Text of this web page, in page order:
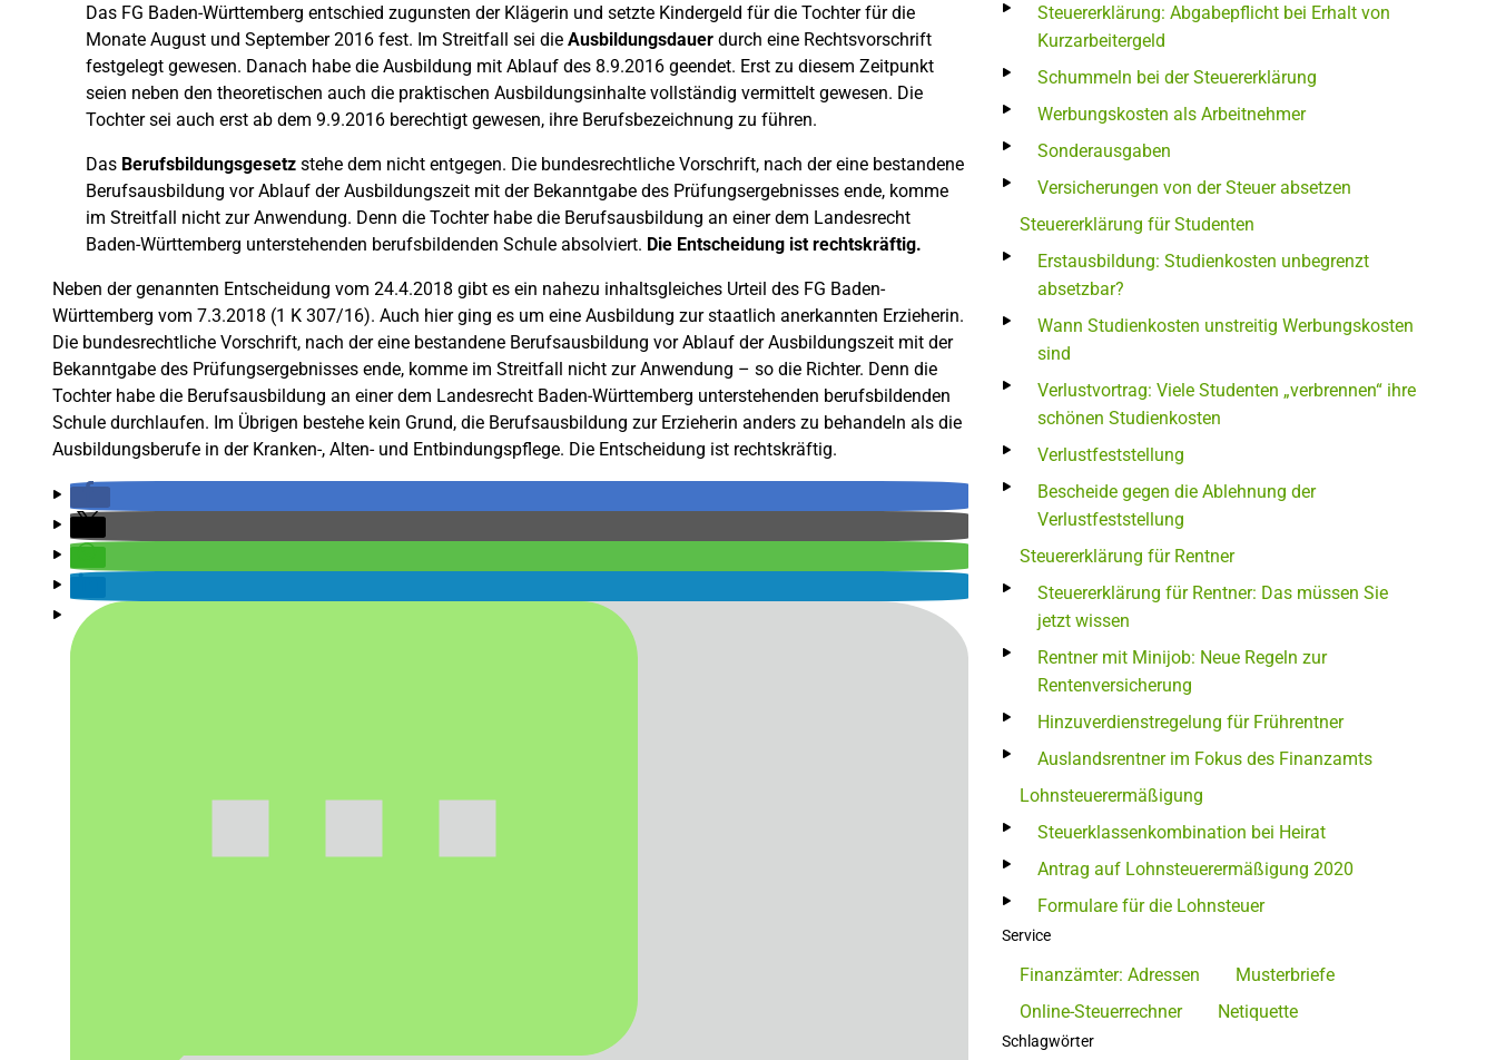
Das FG Baden-Württemberg entschied zugunsten der Klägerin und setzte Kindergeld für die Tochter für die
Monate August und September 2016 fest. Im Streitfall sei die Ausbildungsdauer durch eine Rechtsvorschrift
festgelegt gewesen. Danach habe die Ausbildung mit Ablauf des 8.9.2016 geendet. Erst zu diesem Zeitpunkt
seien neben den theoretischen auch die praktischen Ausbildungsinhalte vollständig vermittelt gewesen. Die
Tochter sei auch erst ab dem 9.9.2016 berechtigt gewesen, ihre Berufsbezeichnung zu führen.
Das Berufsbildungsgesetz stehe dem nicht entgegen. Die bundesrechtliche Vorschrift, nach der eine bestandene
Berufsausbildung vor Ablauf der Ausbildungszeit mit der Bekanntgabe des Prüfungsergebnisses ende, komme
im Streitfall nicht zur Anwendung. Denn die Tochter habe die Berufsausbildung an einer dem Landesrecht
Baden-Württemberg unterstehenden berufsbildenden Schule absolviert. Die Entscheidung ist rechtskräftig.
Neben der genannten Entscheidung vom 24.4.2018 gibt es ein nahezu inhaltsgleiches Urteil des FG Baden-
Württemberg vom 7.3.2018 (1 K 307/16). Auch hier ging es um eine Ausbildung zur staatlich anerkannten Erzieherin.
Die bundesrechtliche Vorschrift, nach der eine bestandene Berufsausbildung vor Ablauf der Ausbildungszeit mit der
Bekanntgabe des Prüfungsergebnisses ende, komme im Streitfall nicht zur Anwendung – so die Richter. Denn die
Tochter habe die Berufsausbildung an einer dem Landesrecht Baden-Württemberg unterstehenden berufsbildenden
Schule durchlaufen. Im Übrigen bestehe kein Grund, die Berufsausbildung zur Erzieherin anders zu behandeln als die
Ausbildungsberufe in der Kranken-, Alten- und Entbindungspflege. Die Entscheidung ist rechtskräftig.
Steuererklärung: Abgabepflicht bei Erhalt von
Kurzarbeitergeld
Schummeln bei der Steuererklärung
Werbungskosten als Arbeitnehmer
Sonderausgaben
Versicherungen von der Steuer absetzen
Steuererklärung für Studenten
Erstausbildung: Studienkosten unbegrenzt
absetzbar?
Wann Studienkosten unstreitig Werbungskosten
sind
Verlustvortrag: Viele Studenten „verbrennen“ ihre
schönen Studienkosten
Verlustfeststellung
Bescheide gegen die Ablehnung der
Verlustfeststellung
Steuererklärung für Rentner
Steuererklärung für Rentner: Das müssen Sie
jetzt wissen
Rentner mit Minijob: Neue Regeln zur
Rentenversicherung
Hinzuverdienstregelung für Frührentner
Auslandsrentner im Fokus des Finanzamts
Lohnsteuerermäßigung
Steuerklassenkombination bei Heirat
Antrag auf Lohnsteuerermäßigung 2020
Formulare für die Lohnsteuer
Service
Finanzämter: Adressen
Musterbriefe
Online-Steuerrechner
Netiquette
Schlagwörter